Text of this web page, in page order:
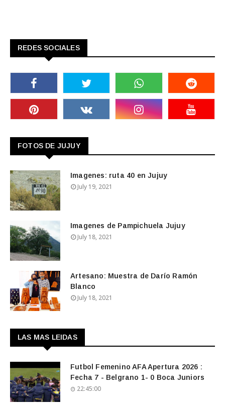
REDES SOCIALES
FOTOS DE JUJUY
Imagenes: ruta 40 en Jujuy
July 19, 2021
Imagenes de Pampichuela Jujuy
July 18, 2021
Artesano: Muestra de Darío Ramón
Blanco
July 18, 2021
LAS MAS LEIDAS
Futbol Femenino AFA Apertura 2026 :
Fecha 7 - Belgrano 1- 0 Boca Juniors
22:45:00